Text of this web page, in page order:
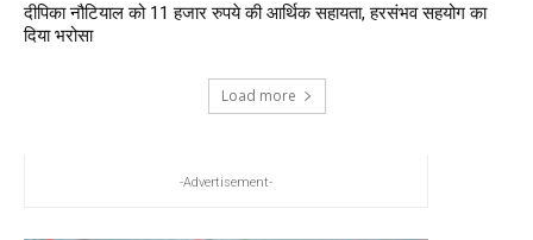
दीपिका नौटियाल को 11 हजार रुपये की आर्थिक सहायता, हरसंभव सहयोग का
दिया भरोसा
Load more
-Advertisement-